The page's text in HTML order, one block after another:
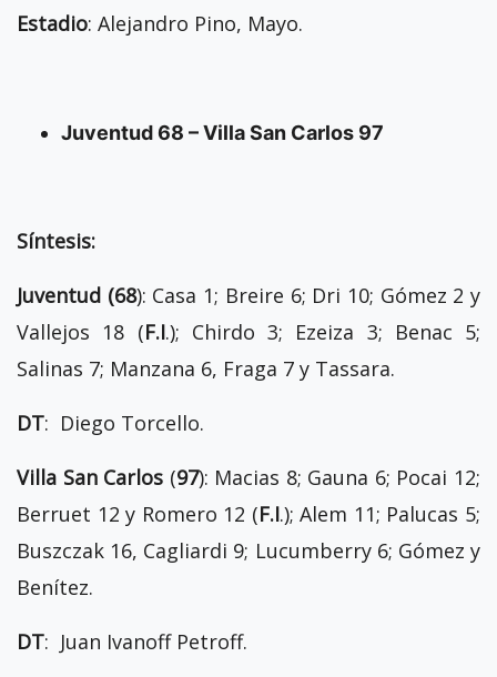
Estadio: Alejandro Pino, Mayo.
Juventud 68 – Villa San Carlos 97
Síntesis:
Juventud (68): Casa 1; Breire 6; Dri 10; Gómez 2 y
Vallejos 18 (F.I.); Chirdo 3; Ezeiza 3; Benac 5;
Salinas 7; Manzana 6, Fraga 7 y Tassara.
DT: Diego Torcello.
Villa San Carlos (97): Macias 8; Gauna 6; Pocai 12;
Berruet 12 y Romero 12 (F.I.); Alem 11; Palucas 5;
Buszczak 16, Cagliardi 9; Lucumberry 6; Gómez y
Benítez.
DT: Juan Ivanoff Petroff.